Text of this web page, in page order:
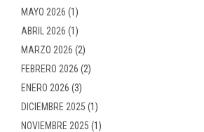
MAYO 2026 (1)
ABRIL 2026 (1)
MARZO 2026 (2)
FEBRERO 2026 (2)
ENERO 2026 (3)
DICIEMBRE 2025 (1)
NOVIEMBRE 2025 (1)